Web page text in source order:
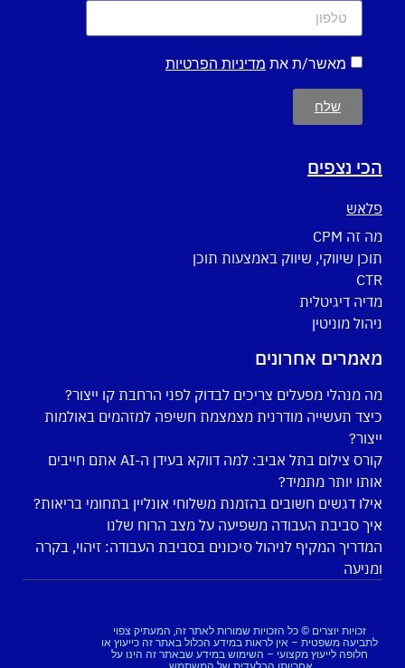
מאשר/ת את מדיניות הפרטיות
שלח
הכי נצפים
פלאש
מה זה CPM
תוכן שיווקי, שיווק באמצעות תוכן
CTR
מדיה דיגיטלית
ניהול מוניטין
מאמרים אחרונים
מה מנהלי מפעלים צריכים לבדוק לפני הרחבת קו ייצור?
כיצד תעשייה מודרנית מצמצמת חשיפה למזהמים באולמות
ייצור?
קורס צילום בתל אביב: למה דווקא בעידן ה-AI אתם חייבים
אותו יותר מתמיד?
אילו דגשים חשובים בהזמנת משלוחי אונליין בתחומי בריאות?
איך סביבת העבודה משפיעה על מצב הרוח שלנו
המדריך המקיף לניהול סיכונים בסביבת העבודה: זיהוי, בקרה
ומניעה
זכויות יוצרים © כל הזכויות שמורות לאתר זה, המעתיק צפוי
לתביעה משפטית – אין לראות במידע הכלול באתר זה כייעוץ או
חלופה לייעוץ מקצועי – השימוש במידע שבאתר זה הינו על